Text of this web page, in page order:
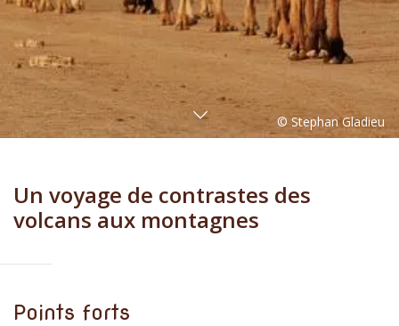
Un voyage de contrastes des
volcans aux montagnes
Points forts